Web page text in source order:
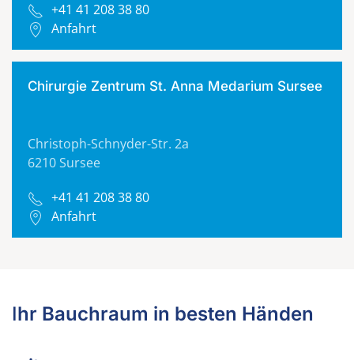
+41 41 208 38 80
Anfahrt
Chirurgie Zentrum St. Anna Medarium Sursee
Christoph-Schnyder-Str. 2a
6210 Sursee
+41 41 208 38 80
Anfahrt
Ihr Bauchraum in besten Händen